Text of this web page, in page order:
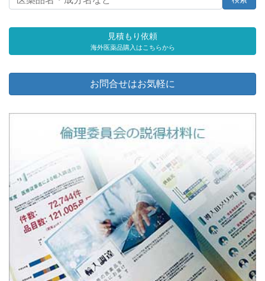
見積もり依頼
海外医薬品購入はこちらから
お問合せはお気軽に